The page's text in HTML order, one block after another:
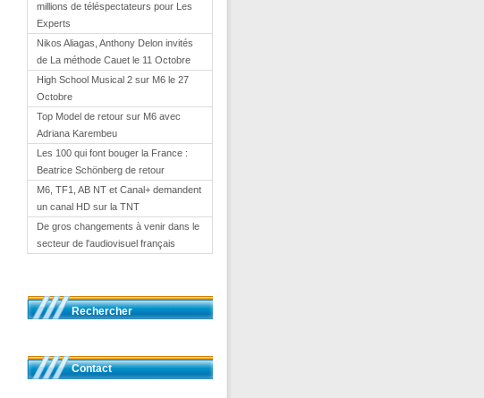
millions de téléspectateurs pour Les
Experts
Nikos Aliagas, Anthony Delon invités
de La méthode Cauet le 11 Octobre
High School Musical 2 sur M6 le 27
Octobre
Top Model de retour sur M6 avec
Adriana Karembeu
Les 100 qui font bouger la France :
Beatrice Schönberg de retour
M6, TF1, AB NT et Canal+ demandent
un canal HD sur la TNT
De gros changements à venir dans le
secteur de l'audiovisuel français
Rechercher
Contact